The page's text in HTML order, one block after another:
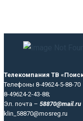
Телекомпания ТВ
Телефоны 8-49624-5-88-70
8-49624-2-43-88;
Эл. почта – 58870@mail.ru
klin_58870@mosreg.ru